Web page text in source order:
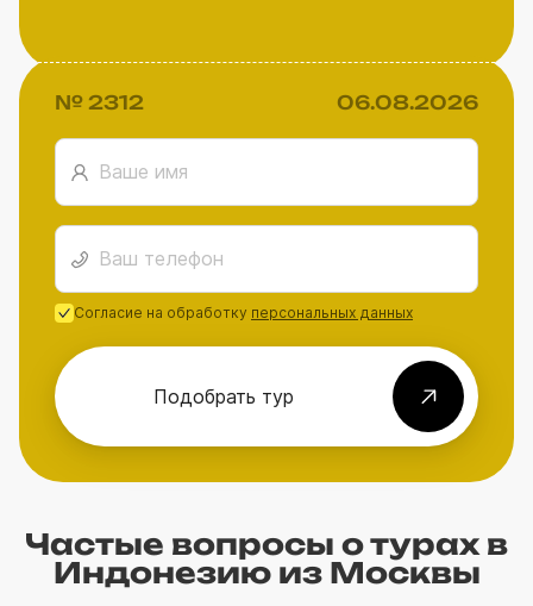
№ 2312 06.08.2026
Согласие на обработку персональных данных
Подобрать тур
Частые вопросы о турах в
Индонезию из Москвы